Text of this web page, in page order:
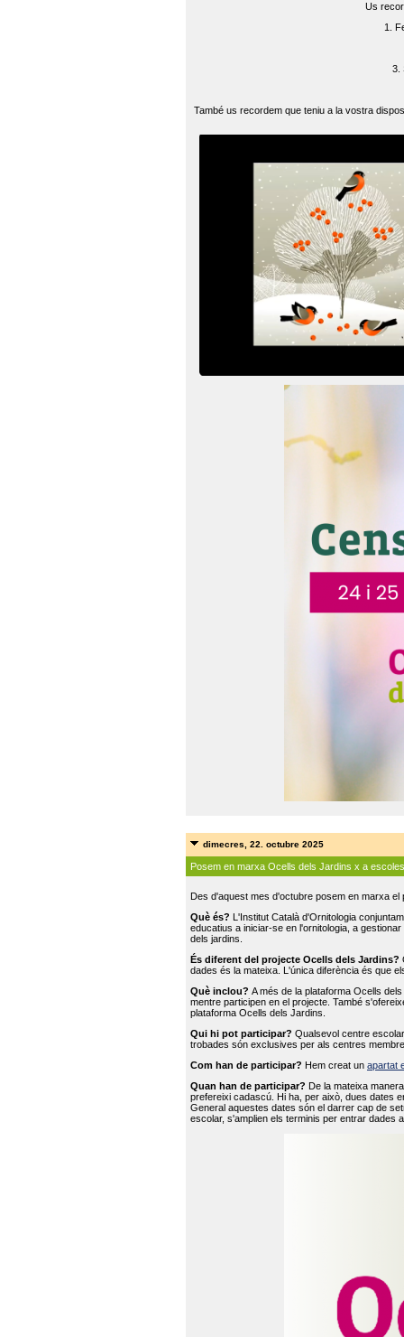
Us
1.
3.
També us recordem que teniu a la vostra
dimecres, 22. octubre 2025
Posem en marxa Ocells dels Jardins x a escoles
Des d'aquest mes d'octubre posem en marxa
Què és? L'Institut Català d'Ornitologia
educatius a iniciar-se en l'ornitologia, a
dels jardins.
És diferent del projecte Ocells dels Jardins?
dades és la mateixa. L'única diferència és que
Què inclou? A més de la plataforma Ocells
mentre participen en el projecte. També
plataforma Ocells dels Jardins.
Qui hi pot participar? Qualsevol centre
trobades són exclusives per als centres
Com han de participar? Hem creat un apartat
Quan han de participar? De la mateixa
prefereixi cadascú. Hi ha, per això, dues dates
General aquestes dates són el darrer cap de
escolar, s'amplien els terminis per entrar dades